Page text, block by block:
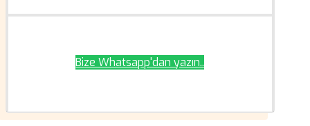
Bize Whatsapp'dan yazın..